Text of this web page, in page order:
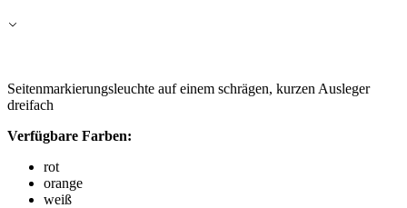
Seitenmarkierungsleuchte auf einem schrägen, kurzen Ausleger
dreifach
Verfügbare Farben:
rot
orange
weiß